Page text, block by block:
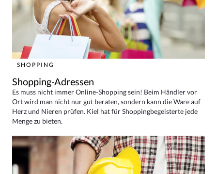
SHOPPING
Shopping-Adressen
Es muss nicht immer Online-Shopping sein! Beim Händler vor
Ort wird man nicht nur gut beraten, sondern kann die Ware auf
Herz und Nieren prüfen. Kiel hat für Shoppingbegeisterte jede
Menge zu bieten.